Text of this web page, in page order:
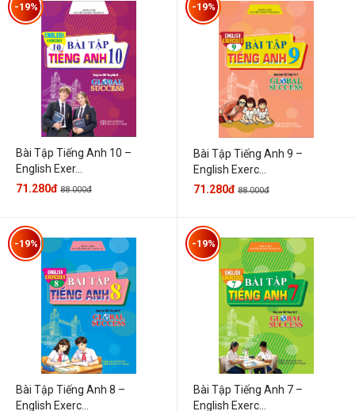
Bài Tập Tiếng Anh 10 –
English Exer...
-19%
71.280đ 88.000đ
Bài Tập Tiếng Anh 9 –
English Exerc...
-19%
71.280đ 88.000đ
Bài Tập Tiếng Anh 8 –
English Exerc...
-19%
Bài Tập Tiếng Anh 7 –
English Exerc...
-19%